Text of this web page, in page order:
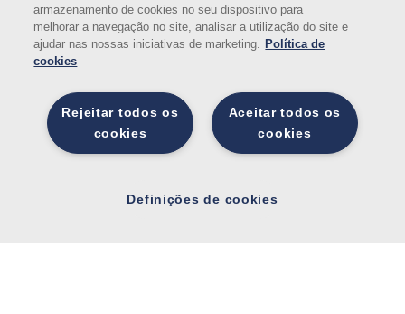
armazenamento de cookies no seu dispositivo para
melhorar a navegação no site, analisar a utilização do site e
ajudar nas nossas iniciativas de marketing. Política de
cookies
Aceitar todos os
cookies
Rejeitar todos os
cookies
Definições de cookies